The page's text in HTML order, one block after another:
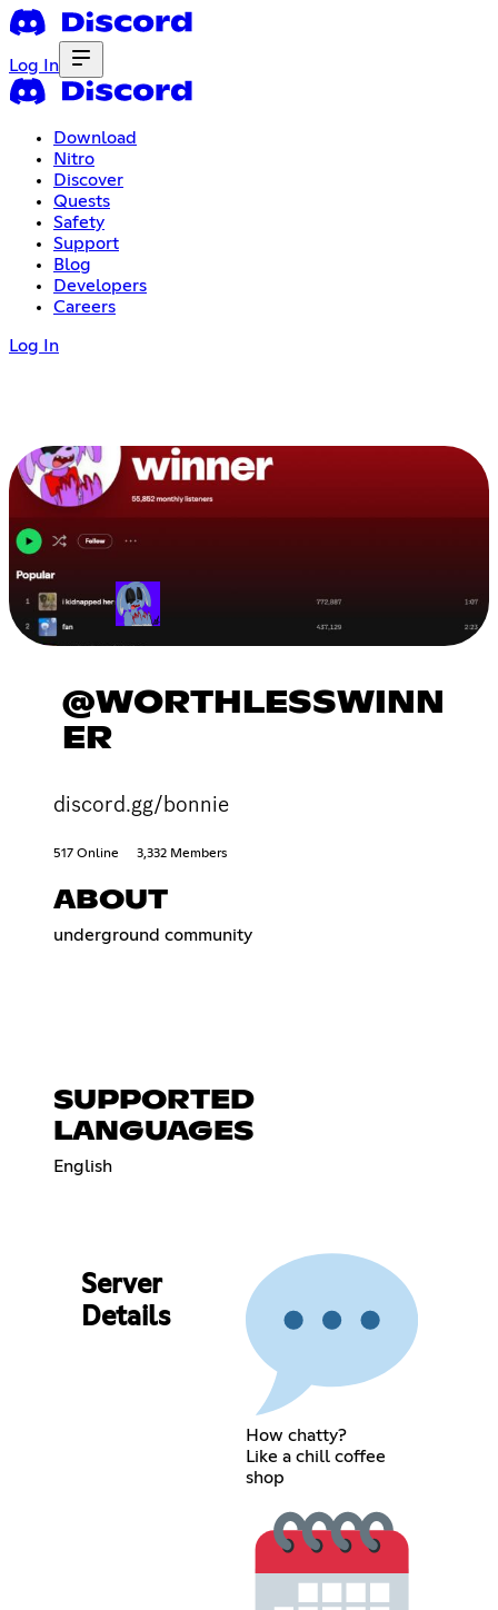
Log In
Download
Nitro
Discover
Quests
Safety
Support
Blog
Developers
Careers
Log In
@WORTHLESSWINN
ER
discord.gg/bonnie
517 Online 3,332 Members
ABOUT
underground community ‎ ‎ ‎ ‎ ‎ ‎ ‎ ‎ ‎ ‎ ‎ ‎ ‎ ‎ ‎ ‎ ‎ ‎ ‎ ‎ ‎ ‎ ‎ ‎ ‎ ‎ ‎ ‎‎ ‎ ‎ ‎ ‎ ‎ ‎ ‎ ‎ ‎ ‎ ‎ ‎ ‎ ‎ ‎
SUPPORTED
LANGUAGES
English
Server
Details
How chatty?
Like a chill coffee
shop